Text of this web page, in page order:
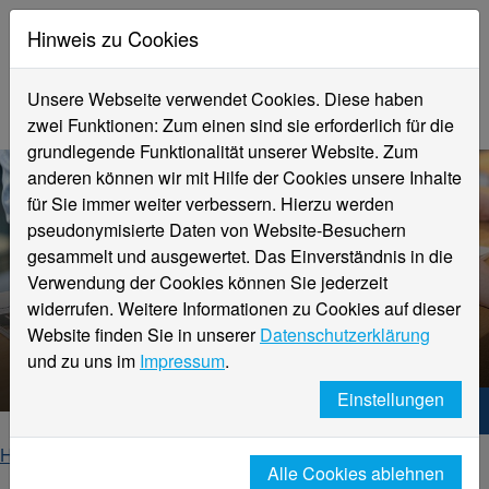
Veranstaltungsdetails
Hochschule Niederrhein. Dein Weg.
Home
Veranstaltungen
Hinweis zu Cookies
Unsere Webseite verwendet Cookies. Diese haben
zwei Funktionen: Zum einen sind sie erforderlich für die
grundlegende Funktionalität unserer Website. Zum
anderen können wir mit Hilfe der Cookies unsere Inhalte
für Sie immer weiter verbessern. Hierzu werden
pseudonymisierte Daten von Website-Besuchern
gesammelt und ausgewertet. Das Einverständnis in die
Verwendung der Cookies können Sie jederzeit
widerrufen. Weitere Informationen zu Cookies auf dieser
Website finden Sie in unsererDatenschutzerklärung
und zu uns im Impressum.
Einstellungen
Alle Cookies ablehnen